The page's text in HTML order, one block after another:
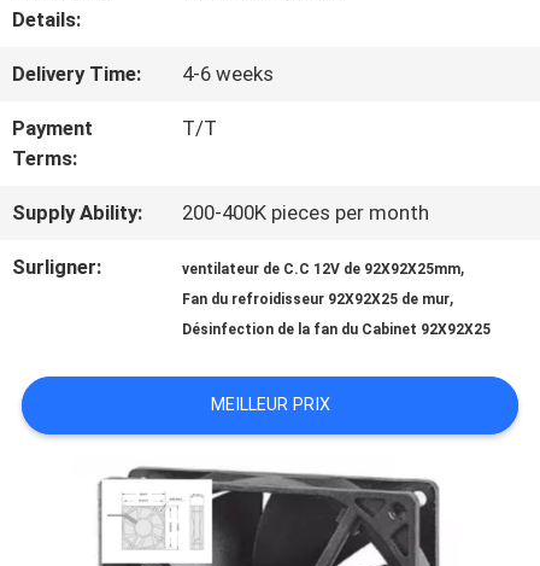
D'USINE
CONTRÔLE
DE
QUALITÉ
CONTACTEZ-
NOUVELLES
DEMANDEZ
Details:
Delivery Time: 4-6 weeks
Payment
Terms:
T/T
Supply Ability: 200-400K pieces per month
Surligner: ventilateur de C.C 12V de 92X92X25mm,
Fan du refroidisseur 92X92X25 de mur,
Désinfection de la fan du Cabinet 92X92X25
MEILLEUR PRIX